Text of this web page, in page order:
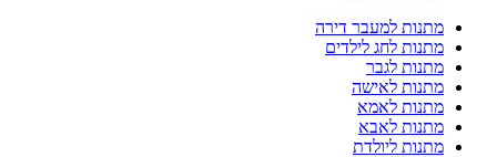
מתנות למעבר דירה
מתנות לחג לילדים
מתנות לגבר
מתנות לאישה
מתנות לאמא
מתנות לאבא
מתנות ליולדת